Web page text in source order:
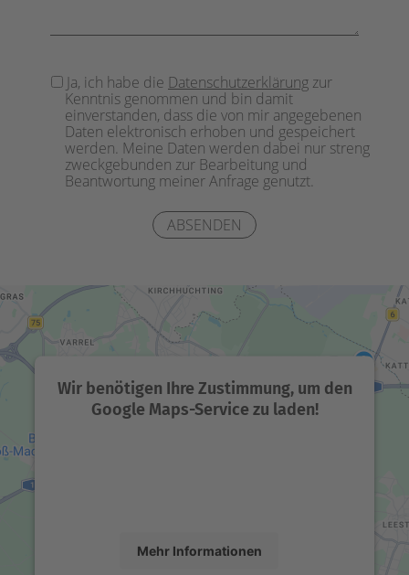
lasse
dieses
Feld
leer.
Ja, ich habe die Datenschutzerklärung zur
Kenntnis genommen und bin damit
einverstanden, dass die von mir angegebenen
Daten elektronisch erhoben und gespeichert
werden. Meine Daten werden dabei nur streng
zweckgebunden zur Bearbeitung und
Beantwortung meiner Anfrage genutzt.
Wir benötigen Ihre Zustimmung, um den
Google Maps-Service zu laden!
Mehr Informationen